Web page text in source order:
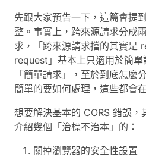
先跟大家預告一下，這篇會提
整。事實上，跨來源請求分成
求，「跨來源請求擋的其實是
request」基本上只適用於簡
「簡單請求」，至於到底怎麼
簡單的要如何處理，這些都會
想要解決基本的 CORS 錯誤，
介紹幾個「治標不治本」的：
關掉瀏覽器的安全性設置